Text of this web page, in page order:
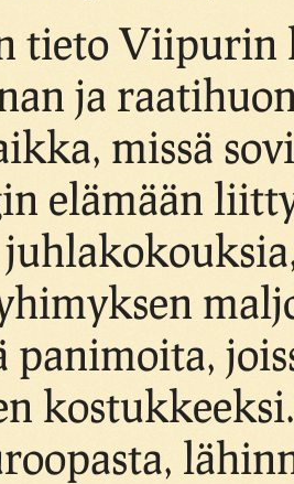
tieto Viipurin
ja
missä
elämään
panimoita,